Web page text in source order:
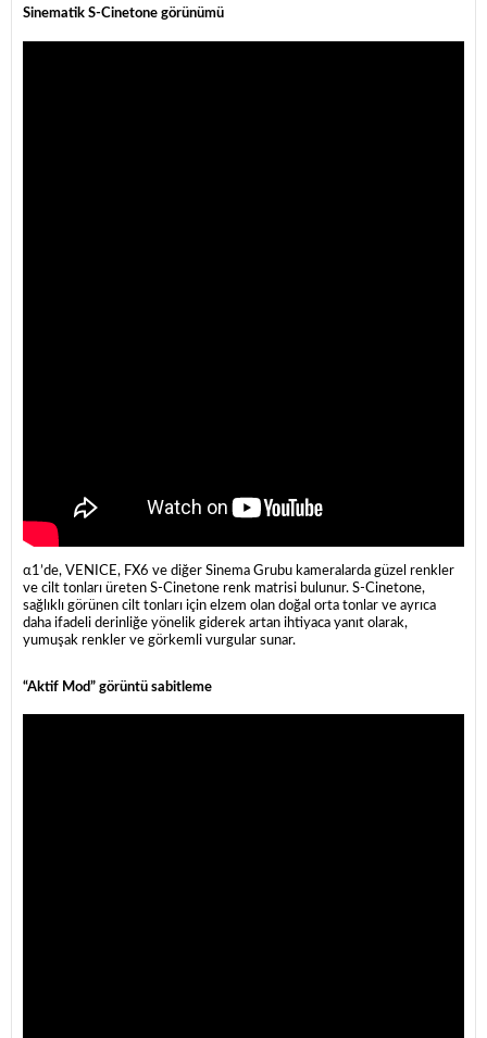
Sinematik S-Cinetone görünümü
α1’de, VENICE, FX6 ve diğer Sinema Grubu kameralarda güzel renkler
ve cilt tonları üreten S-Cinetone renk matrisi bulunur. S-Cinetone,
sağlıklı görünen cilt tonları için elzem olan doğal orta tonlar ve ayrıca
daha ifadeli derinliğe yönelik giderek artan ihtiyaca yanıt olarak,
yumuşak renkler ve görkemli vurgular sunar.
“Aktif Mod” görüntü sabitleme